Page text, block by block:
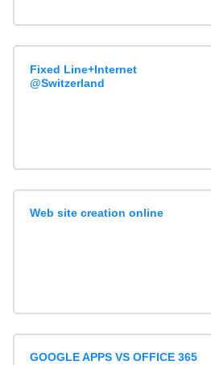
Fixed Line+Internet
@Switzerland
Web site creation online
GOOGLE APPS VS OFFICE 365